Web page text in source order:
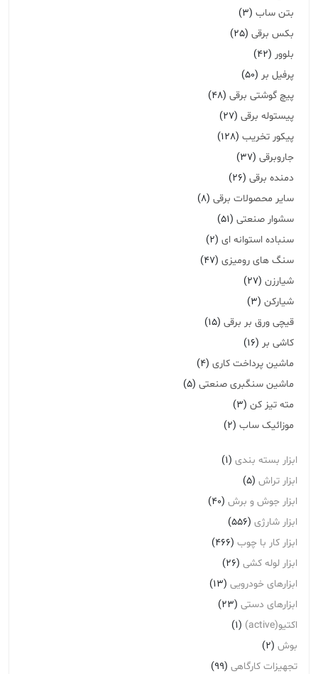
بتن ساب (3)
بکس برقی (25)
بلوور (42)
پرفیل بر (50)
پیچ گوشتی برقی (48)
پیستوله برقی (27)
پیکور تخریب (128)
جاروبرقی (37)
دمنده برقی (26)
سایر محصولات برقی (8)
سشوار صنعتی (51)
سنباده استوانه ای (2)
سنگ های رومیزی (47)
شیارزن (27)
شیارکن (3)
قیچی ورق بر برقی (15)
کاشی بر (16)
ماشین پرداخت کاری (4)
ماشین سنگبری صنعتی (5)
مته تیز کن (3)
موزائیک ساب (2)
ابزار بسته بندی (1)
ابزار تراش (5)
ابزار جوش و برش (40)
ابزار شارژی (556)
ابزار کار با چوب (466)
ابزار لوله کشی (26)
ابزارهای خودرویی (13)
ابزارهای دستی (23)
اکتیو(active)
(1)
بوش (2)
تجهیزات کارگاهی (99)